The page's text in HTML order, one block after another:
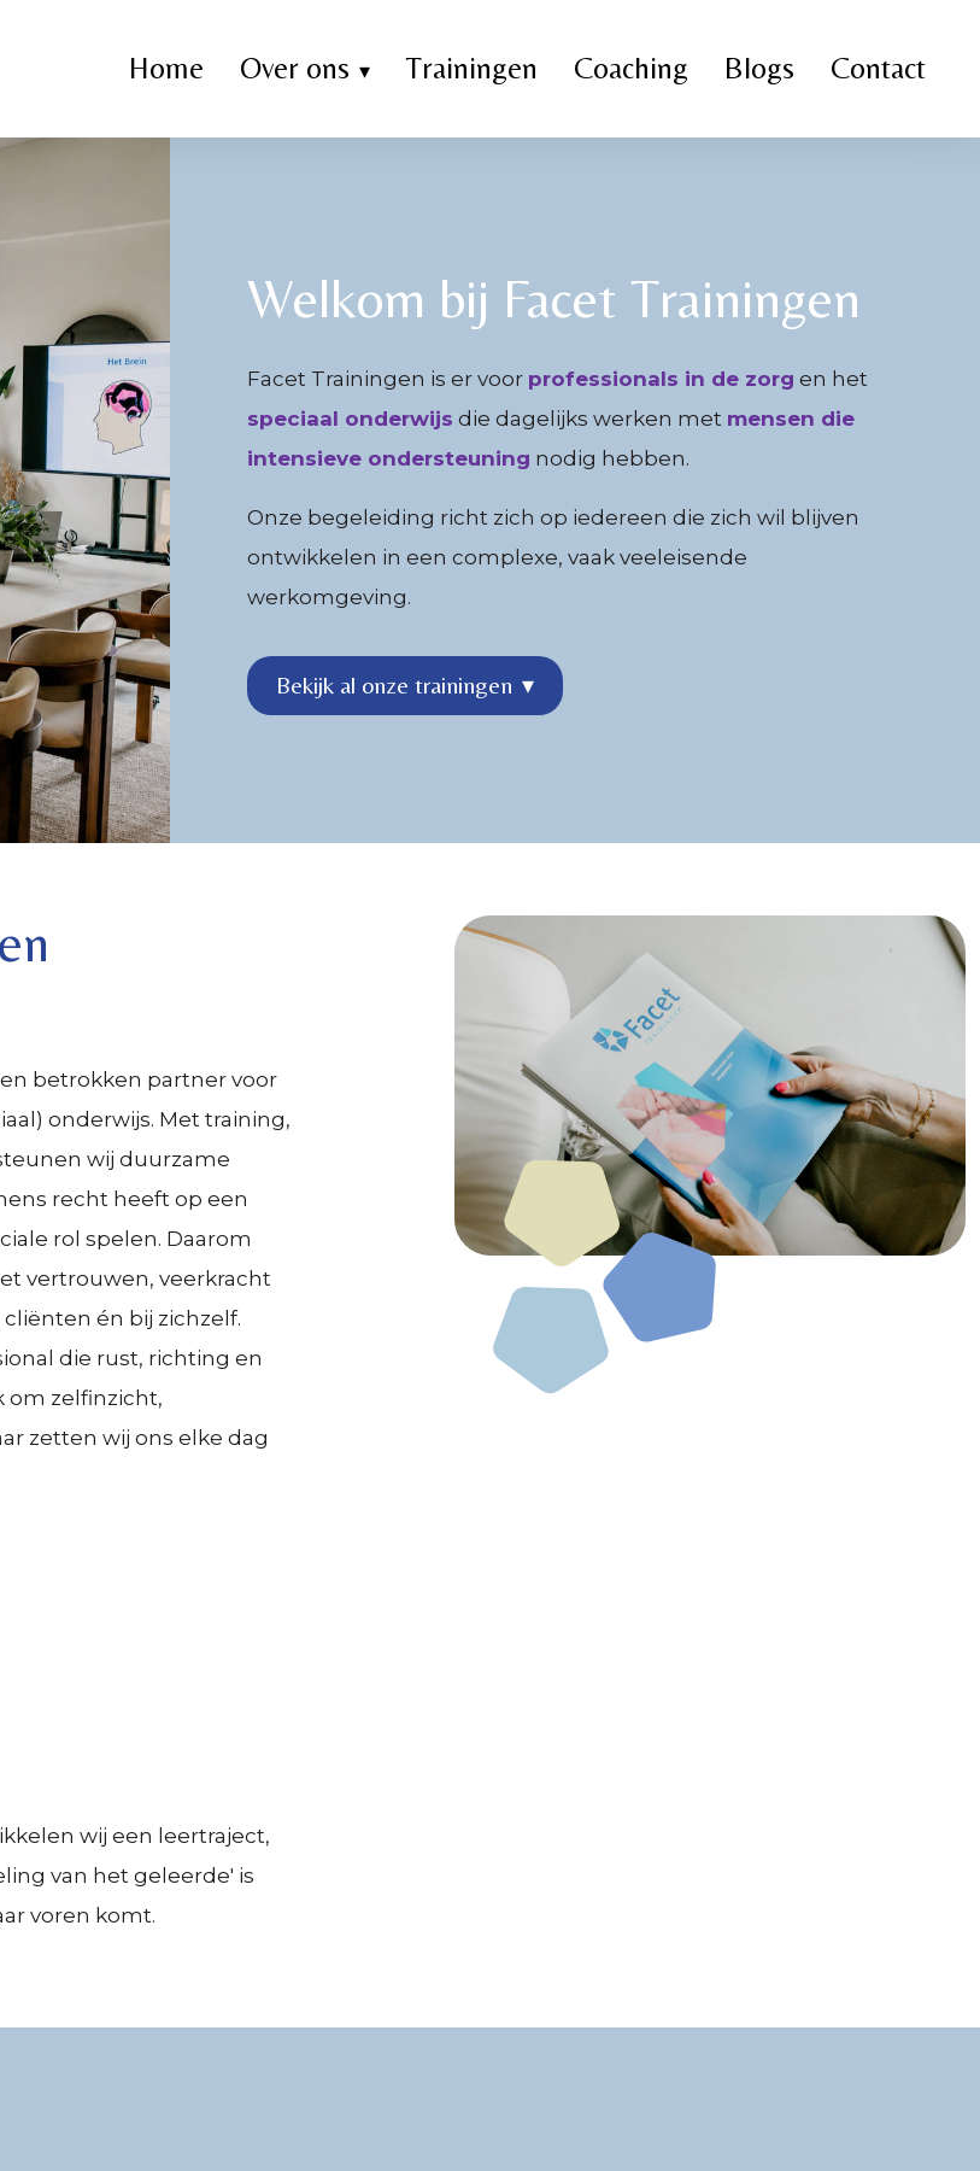
Home Over ons Trainingen Coaching Blogs Contact
Welkom bij Facet Trainingen
Facet Trainingen is er voor professionals in de zorg en het
speciaal onderwijs die dagelijks werken met mensen die
intensieve ondersteuning nodig hebben.
Onze begeleiding richt zich op iedereen die zich wil blijven
ontwikkelen in een complexe, vaak veeleisende
werkomgeving.
Bekijk al onze trainingen ▾
betrokken partner voor
onderwijs. Met training,
wij duurzame
recht heeft op een
rol spelen. Daarom
vertrouwen, veerkracht
én bij zichzelf.
die rust, richting en
om zelfinzicht,
zetten wij ons elke dag
wij een leertraject,
van het geleerde' is
voren komt.